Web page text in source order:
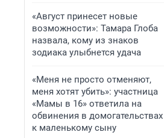
«Август принесет новые
возможности»: Тамара Глоба
назвала, кому из знаков
зодиака улыбнется удача
«Меня не просто отменяют,
меня хотят убить»: участница
«Мамы в 16» ответила на
обвинения в домогательствах
к маленькому сыну